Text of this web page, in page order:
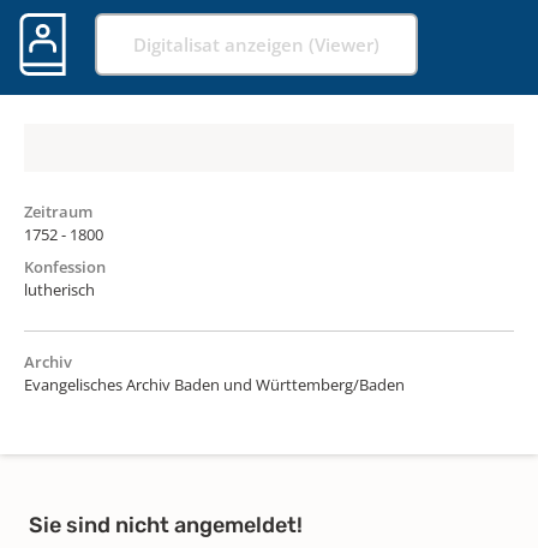
Digitalisat anzeigen (Viewer)
Zeitraum
1752 - 1800
Konfession
lutherisch
Archiv
Evangelisches Archiv Baden und Württemberg/Baden
Sie sind nicht angemeldet!